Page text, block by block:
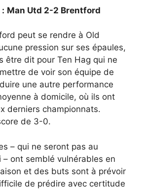
Man Utd 2-2 Brentford
peut se rendre à Old
pression sur ses épaules,
être dit pour Ten Hag qui ne
de voir son équipe de
une autre performance
à domicile, où ils ont
derniers championnats.
de 3-0.
– qui ne seront pas au
– ont semblé vulnérables en
et des buts sont à prévoir
de prédire avec certitude